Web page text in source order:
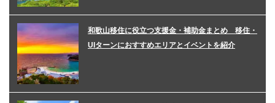
和歌山移住に役立つ支援金・補助金まとめ 移住・
UIターンにおすすめエリアとイベントを紹介